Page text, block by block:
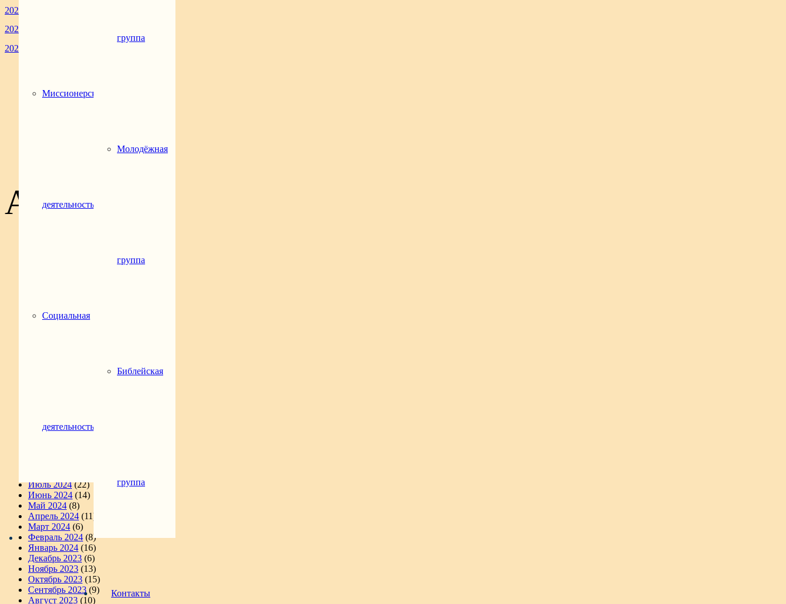
Миссионерская
деятельность
Социальная
деятельность
группа
Молодёжная
группа
Библейская
группа
Контакты
2023
2024
2025
Новости
Молодежный актив
АРХИВЫ
Ноябрь 2025(19)
Декабрь 2024(10)
Июль 2024(22)
Июнь 2024 (14)
Май 2024 (8)
Апрель 2024 (11)
Март 2024 (6)
Февраль 2024 (8)
Январь 2024 (16)
Декабрь 2023 (6)
Ноябрь 2023 (13)
Октябрь 2023 (15)
Сентябрь 2023 (9)
Август 2023 (10)